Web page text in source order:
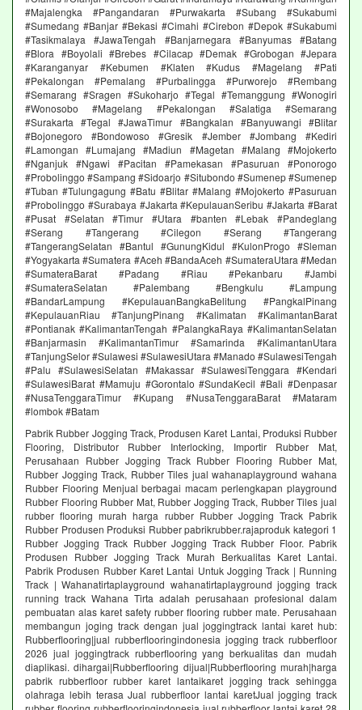
#Majalengka #Pangandaran #Purwakarta #Subang #Sukabumi
#Sumedang #Banjar #Bekasi #Cimahi #Cirebon #Depok #Sukabumi
#Tasikmalaya #JawaTengah #Banjarnegara #Banyumas #Batang
#Blora #Boyolali #Brebes #Cilacap #Demak #Grobogan #Jepara
#Karanganyar #Kebumen #Klaten #Kudus #Magelang #Pati
#Pekalongan #Pemalang #Purbalingga #Purworejo #Rembang
#Semarang #Sragen #Sukoharjo #Tegal #Temanggung #Wonogiri
#Wonosobo #Magelang #Pekalongan #Salatiga #Semarang
#Surakarta #Tegal #JawaTimur #Bangkalan #Banyuwangi #Blitar
#Bojonegoro #Bondowoso #Gresik #Jember #Jombang #Kediri
#Lamongan #Lumajang #Madiun #Magetan #Malang #Mojokerto
#Nganjuk #Ngawi #Pacitan #Pamekasan #Pasuruan #Ponorogo
#Probolinggo #Sampang #Sidoarjo #Situbondo #Sumenep #Sumenep
#Tuban #Tulungagung #Batu #Blitar #Malang #Mojokerto #Pasuruan
#Probolinggo #Surabaya #Jakarta #KepulauanSeribu #Jakarta #Barat
#Pusat #Selatan #Timur #Utara #banten #Lebak #Pandeglang
#Serang #Tangerang #Cilegon #Serang #Tangerang
#TangerangSelatan #Bantul #GunungKidul #KulonProgo #Sleman
#Yogyakarta #Sumatera #Aceh #BandaAceh #SumateraUtara #Medan
#SumateraBarat #Padang #Riau #Pekanbaru #Jambi
#SumateraSelatan #Palembang #Bengkulu #Lampung
#BandarLampung #KepulauanBangkaBelitung #PangkalPinang
#KepulauanRiau #TanjungPinang #Kalimatan #KalimantanBarat
#Pontianak #KalimantanTengah #PalangkaRaya #KalimantanSelatan
#Banjarmasin #KalimantanTimur #Samarinda #KalimantanUtara
#TanjungSelor #Sulawesi #SulawesiUtara #Manado #SulawesiTengah
#Palu #SulawesiSelatan #Makassar #SulawesiTenggara #Kendari
#SulawesiBarat #Mamuju #Gorontalo #SundaKecil #Bali #Denpasar
#NusaTenggaraTimur #Kupang #NusaTenggaraBarat #Mataram
#lombok #Batam
Pabrik Rubber Jogging Track, Produsen Karet Lantai, Produksi Rubber
Flooring, Distributor Rubber Interlocking, Importir Rubber Mat,
Perusahaan Rubber Jogging Track Rubber Flooring Rubber Mat,
Rubber Jogging Track, Rubber Tiles jual wahanaplayground wahana
Rubber Flooring Menjual berbagai macam perlengkapan playground
Rubber Flooring Rubber Mat, Rubber Jogging Track, Rubber Tiles jual
rubber flooring murah harga rubber Rubber Jogging Track Pabrik
Rubber Produsen Produksi Rubber pabrikrubber.rajaproduk kategori 1
Rubber Jogging Track Rubber Jogging Track Rubber Floor. Pabrik
Produsen Rubber Jogging Track Murah Berkualitas Karet Lantai.
Pabrik Produsen Rubber Karet Lantai Untuk Jogging Track | Running
Track | Wahanatirtaplayground wahanatirtaplayground jogging track
running track Wahana Tirta adalah perusahaan profesional dalam
pembuatan alas karet safety rubber flooring rubber mate. Perusahaan
membangun joging track dengan jual joggingtrack lantai karet hub:
Rubberflooring|jual rubberflooringindonesia jogging track rubberfloor
2026 jual joggingtrack rubberflooring yang berkualitas dan mudah
diaplikasi. dihargai|Rubberflooring dijual|Rubberflooring murah|harga
pabrik rubberfloor rubber karet lantaikaret jogging track sehingga
olahraga lebih terasa Jual rubberfloor lantai karetJual jogging track